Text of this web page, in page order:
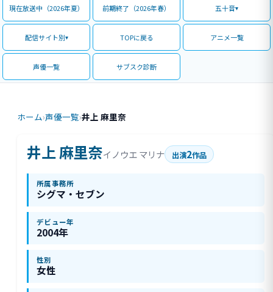
現在放送中（2026年夏） 前期終了（2026年春） 五十音
配信サイト別 TOPに戻る アニメ一覧
声優一覧 サブスク診断
ホーム›声優一覧›井上 麻里奈
井上 麻里奈イノウエ マリナ 出演2作品
所属事務所
シグマ・セブン
デビュー年
2004年
性別
女性